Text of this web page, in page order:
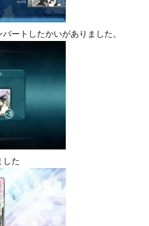
ートしたかいがありました。
した